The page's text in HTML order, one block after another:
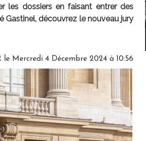
les dossiers en faisant entrer des
Gastinel, découvrez le nouveau jury
le Mercredi 4 Décembre 2024 à 10:56